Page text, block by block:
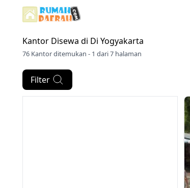
Kantor Disewa di Di Yogyakarta
76 Kantor ditemukan - 1 dari 7 halaman
Filter